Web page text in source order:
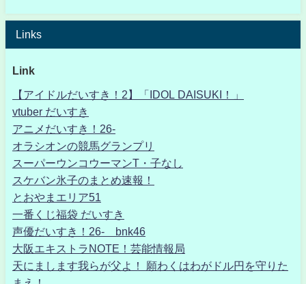
Links
Link
【アイドルだいすき！2】「IDOL DAISUKI！」
vtuber だいすき
アニメだいすき！26-
オラシオンの競馬グランプリ
スーパーウンコウーマンT・子なし
スケバン氷子のまとめ速報！
とおやまエリア51
一番くじ福袋 だいすき
声優だいすき！26- bnk46
大阪エキストラNOTE！芸能情報局
天にまします我らが父よ！ 願わくはわがドル円を守りた